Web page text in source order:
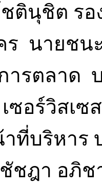
ตินุชิต ร
ร นายชน
รตลาด
ซอร์วิสเ
ที่บริหาร
ชฎา อภิ